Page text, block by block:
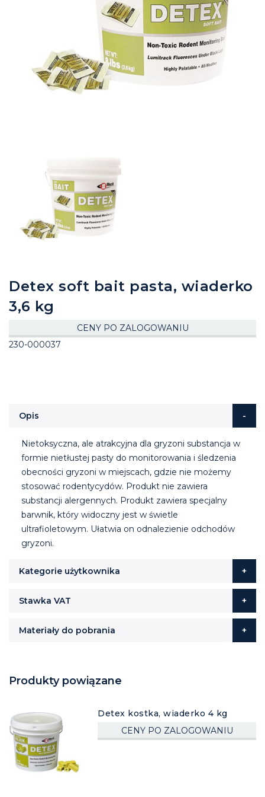
Detex soft bait pasta, wiaderko
3,6 kg
CENY PO ZALOGOWANIU
230-000037
Opis
Nietoksyczna, ale atrakcyjna dla gryzoni substancja w
formie nietłustej pasty do monitorowania i śledzenia
obecności gryzoni w miejscach, gdzie nie możemy
stosować rodentycydów. Produkt nie zawiera
substancji alergennych. Produkt zawiera specjalny
barwnik, który widoczny jest w świetle
ultrafioletowym. Ułatwia on odnalezienie odchodów
gryzoni.
Kategorie użytkownika
Stawka VAT
Materiały do pobrania
Produkty powiązane
Detex kostka, wiaderko 4 kg
CENY PO ZALOGOWANIU